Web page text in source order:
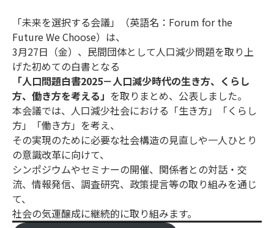
「未来を選択する会議」（英語名：Forum for the
Future We Choose）は、
3月27日（金）、民間団体として人口減少問題を取り上
げた初めての白書となる
「人口問題白書2025－人口減少時代の生き方、くらし
方、働き方を考える」 を取りまとめ、公表しました。
本会議では、人口減少社会における「生き方」「くらし
方」「働き方」を考え、
その実現のために必要な社会構造の見直しや一人ひとり
の意識改革に向けて、
シンポジウムやセミナーの開催、関係者との対話・交
流、情報発信、調査研究、政策提言等の取り組みを通じ
て、
社会の気運醸成に継続的に取り組みます。